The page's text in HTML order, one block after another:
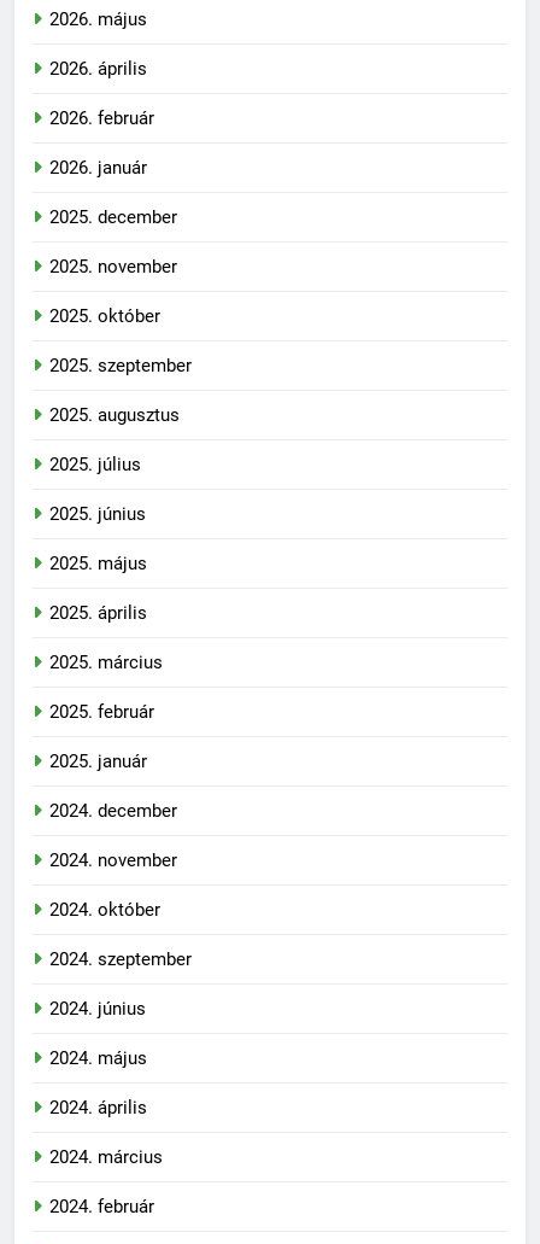
2026. május
2026. április
2026. február
2026. január
2025. december
2025. november
2025. október
2025. szeptember
2025. augusztus
2025. július
2025. június
2025. május
2025. április
2025. március
2025. február
2025. január
2024. december
2024. november
2024. október
2024. szeptember
2024. június
2024. május
2024. április
2024. március
2024. február